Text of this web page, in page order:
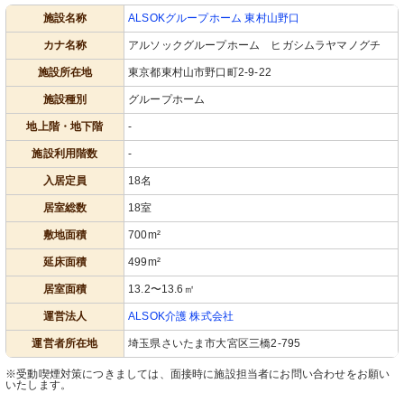
施設名称 ALSOKグループホーム 東村山野口
カナ名称 アルソックグループホーム ヒガシムラヤマノグチ
施設所在地 東京都東村山市野口町2-9-22
施設種別 グループホーム
地上階・地下階 -
施設利用階数 -
入居定員 18名
居室総数 18室
敷地面積 700m²
延床面積 499m²
居室面積 13.2〜13.6㎡
運営法人 ALSOK介護 株式会社
運営者所在地 埼玉県さいたま市大宮区三橋2-795
※受動喫煙対策につきましては、面接時に施設担当者にお問い合わせをお願い
いたします。